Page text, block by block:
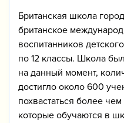
Британская школа
британское
воспитанников
по 12 классы. Школа
на данный момент,
достигло около 600
похвастаться более
которые обучаются в